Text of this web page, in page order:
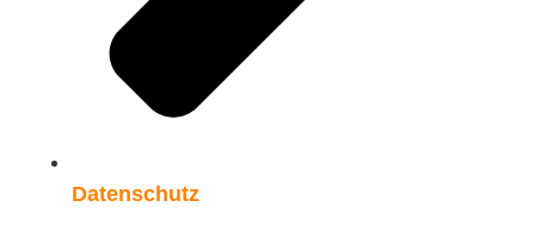
Datenschutz